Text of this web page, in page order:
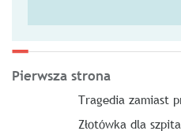
Pierwsza strona
Tragedia zamiast
Złotówka dla